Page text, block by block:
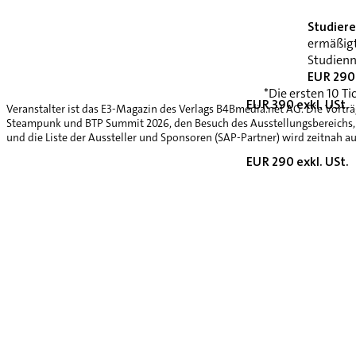
EUR 390 exkl. USt.
EUR 290 exkl. USt.
EUR
*Die ersten 10
Veranstalter ist das E3-Magazin des Verlags B4Bmedia.net AG. Die
Steampunk und BTP Summit 2026, den Besuch des
und die Liste der Aussteller und Sponsoren (SAP-Partner) wird zeitnah